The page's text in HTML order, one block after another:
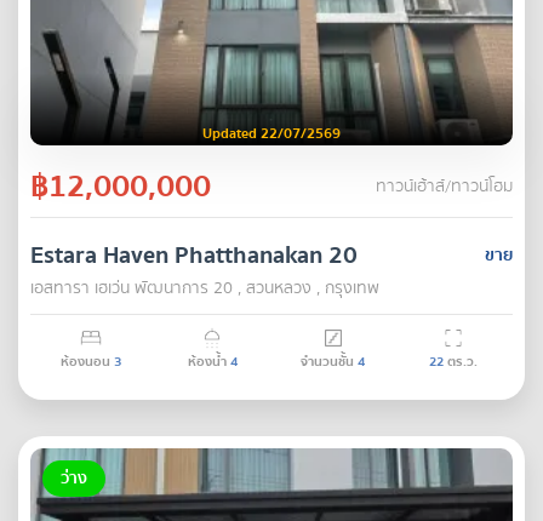
Updated 22/07/2569
฿12,000,000 ทาวน์เฮ้าส์/ทาวน์โฮม
ขาย
Estara Haven Phatthanakan 20
เอสทารา เฮเว่น พัฒนาการ 20 , สวนหลวง , กรุงเทพ
ห้องนอน 3 ห้องน้ำ4 จำนวนชั้น 4 22ตร.ว.
ว่าง